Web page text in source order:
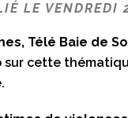
LE VENDREDI
Télé Baie de
cette